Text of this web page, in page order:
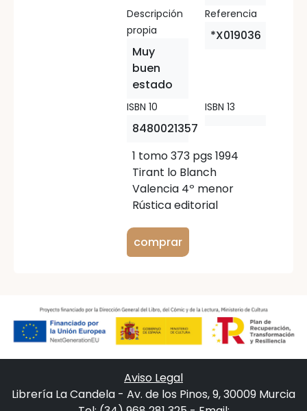
Descripción
propia
Muy
buen
estado
Referencia
*X019036
ISBN 10
8480021357
ISBN 13
1 tomo 373 pgs 1994
Tirant lo Blanch
Valencia 4º menor
Rústica editorial
comprar
Aviso Legal
Librería La Candela - Av. de los Pinos, 9, 30009 Murcia